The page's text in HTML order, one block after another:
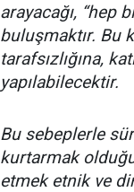
arayacağı, “hep
buluşmaktır. Bu
tarafsızlığına,
yapılabilecektir.
Bu sebeplerle
kurtarmak
etmek etnik ve